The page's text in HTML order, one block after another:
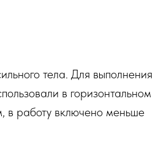
тела. Для выполнения
в горизонтальном
в работу включено меньше